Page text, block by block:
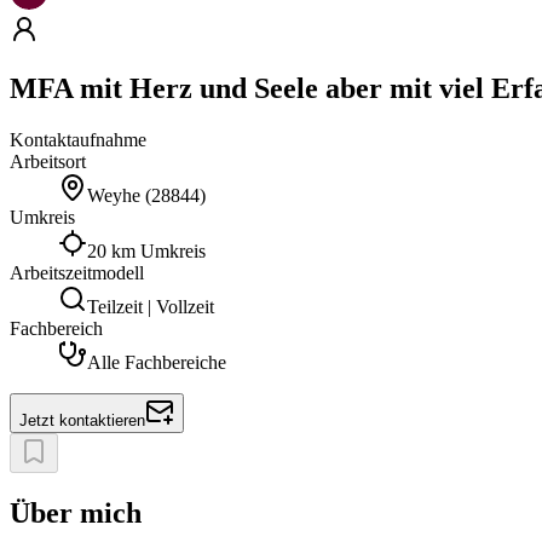
MFA mit Herz und Seele aber mit viel
Kontaktaufnahme
Arbeitsort
Weyhe (28844)
Umkreis
20 km Umkreis
Arbeitszeitmodell
Teilzeit | Vollzeit
Fachbereich
Alle Fachbereiche
Jetzt kontaktieren
Über mich